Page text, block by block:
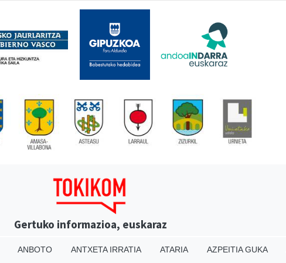
Gertuko informazioa, euskaraz
ANBOTO ANTXETA IRRATIA ATARIA AZPEITIA GUKA